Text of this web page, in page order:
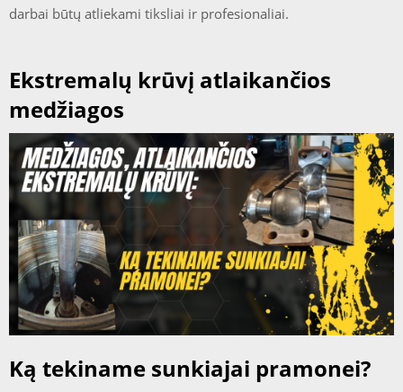
darbai būtų atliekami tiksliai ir profesionaliai.
Ekstremalų krūvį atlaikančios
medžiagos
Ką tekiname sunkiajai pramonei?